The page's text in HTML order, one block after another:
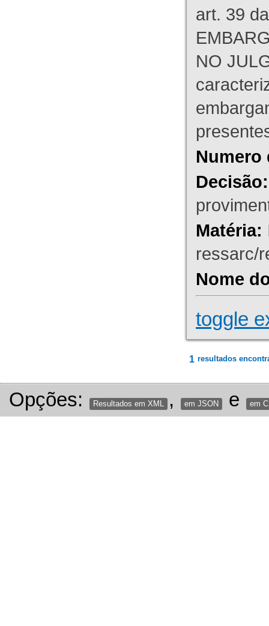
art. 39
NO
Numero
Decisão:
Matéria:
ressarc/
Nome
toggle
1 resultados
Opções: Resultados em XML , em JSON e em